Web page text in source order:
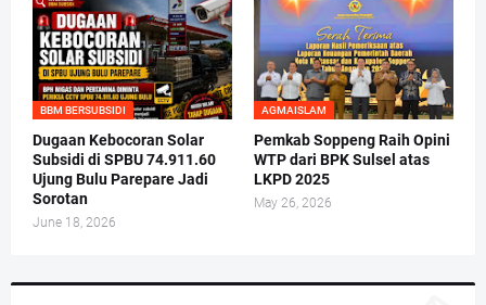
BBM BERSUBSIDI
Dugaan Kebocoran Solar
Subsidi di SPBU 74.911.60
Ujung Bulu Parepare Jadi
Sorotan
June 18, 2026
AGMAISLAM
Pemkab Soppeng Raih Opini
WTP dari BPK Sulsel atas
LKPD 2025
May 26, 2026